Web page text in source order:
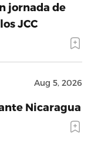
jornada de
JCC
Aug 5, 2026
Nicaragua